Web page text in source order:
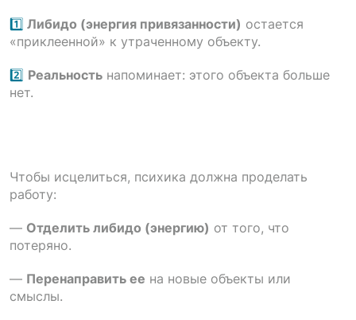
1️⃣ Либидо (энергия привязанности) остается
«приклеенной» к утраченному объекту.
2️⃣ Реальность напоминает: этого объекта больше
нет.
Чтобы исцелиться, психика должна проделать
работу:
— Отделить либидо (энергию) от того, что
потеряно.
— Перенаправить ее на новые объекты или
смыслы.